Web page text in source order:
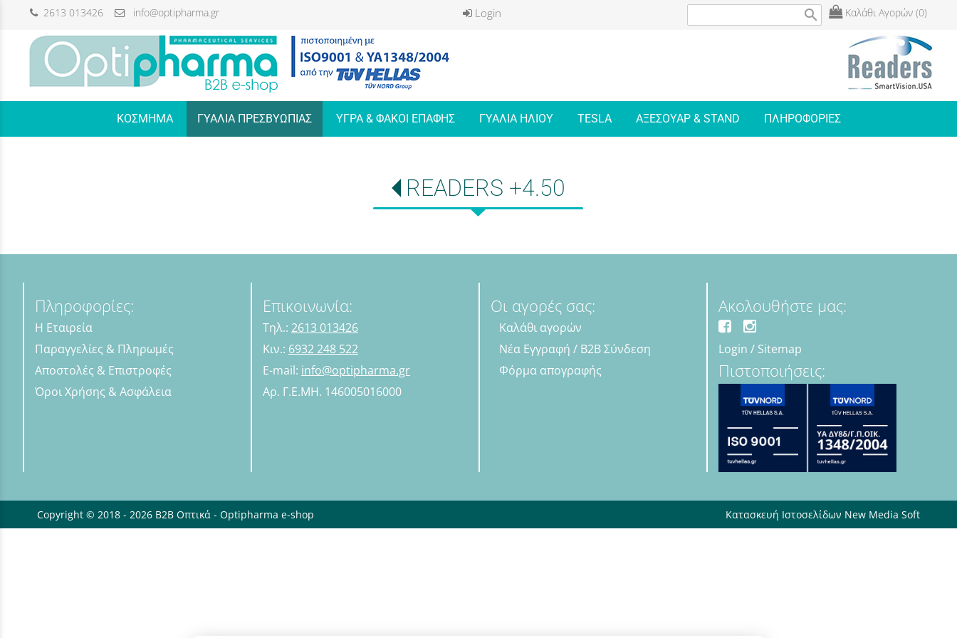
2613 013426 info@optipharma.gr Login Καλάθι Αγορών (0)
search
ΚΟΣΜΗΜΑ ΓΥΑΛΙΑ ΠΡΕΣΒΥΩΠΙΑΣ ΥΓΡΑ & ΦΑΚΟΙ ΕΠΑΦΗΣ ΓΥΑΛΙΑ ΗΛΙΟΥ TESLA ΑΞΕΣΟΥΑΡ & STAND ΠΛΗΡΟΦΟΡΙΕΣ
READERS +4.50
Πληροφορίες:
Η Εταιρεία
Παραγγελίες & Πληρωμές
Αποστολές & Επιστροφές
Όροι Χρήσης & Ασφάλεια
Επικοινωνία:
Τηλ.: 2613 013426
Κιν.: 6932 248 522
E-mail: info@optipharma.gr
Αρ. Γ.Ε.ΜΗ. 146005016000
Οι αγορές σας:
Καλάθι αγορών
Νέα Εγγραφή / B2B Σύνδεση
Φόρμα απογραφής
Ακολουθήστε μας:
Login / Sitemap
Πιστοποιήσεις:
Copyright © 2018 - 2026 B2B Οπτικά - Optipharma e-shop Κατασκευή Ιστοσελίδων New Media Soft